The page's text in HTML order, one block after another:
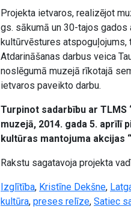
Projekta ietvaros, realizējot
gs. sākumā un 30-tajos
kultūrvēstures
Atdarināšanas darbus veica
noslēgumā muzejā rīkotajā
ietvaros paveikto darbu.
Turpinot sadarbību ar
muzejā, 2014. gada 5.
kultūras mantojuma akcijas
Rakstu sagatavoja projekta
Izglītība, Kristīne Dekšne,
kultūra, preses relīze, Satiec